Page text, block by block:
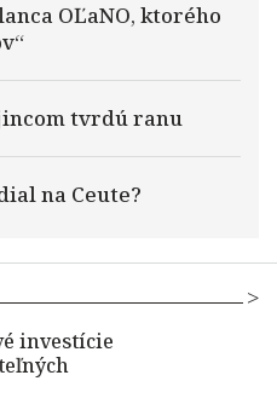
OĽaNO, ktorého
tvrdú ranu
na Ceute?
investície